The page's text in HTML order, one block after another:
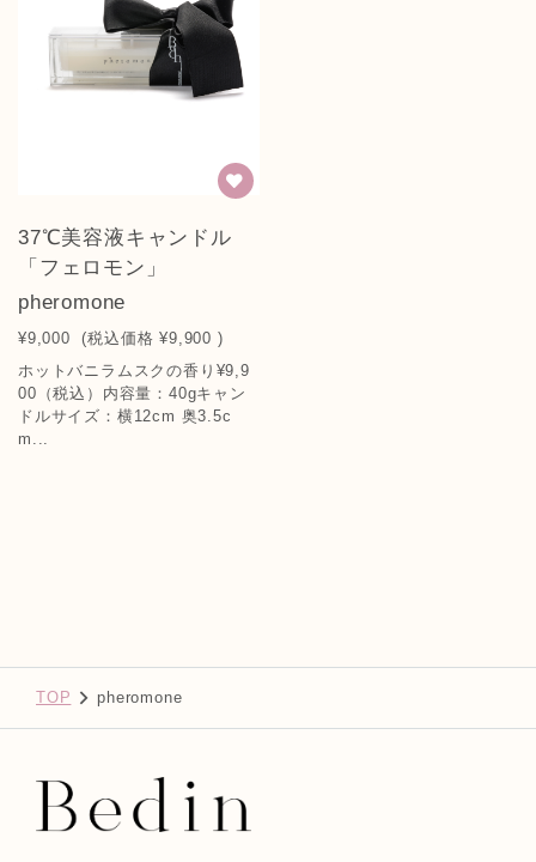
37℃美容液キャンドル
「フェロモン」
pheromone
¥9,000 (税込価格 ¥9,900 )
ホットバニラムスクの香り¥9,9
00（税込）内容量：40gキャン
ドルサイズ：横12cm 奥3.5c
m...
TOP pheromone